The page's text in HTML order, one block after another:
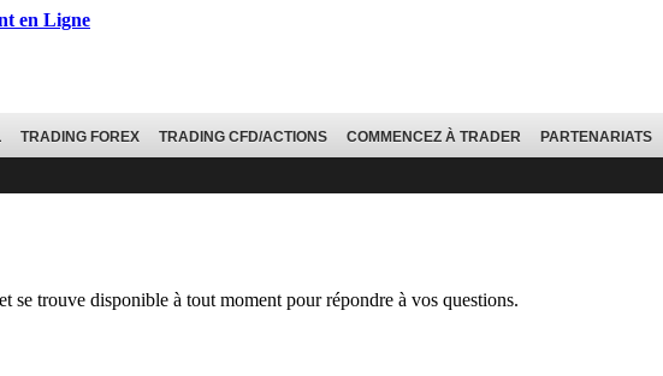
en Ligne
TRADING FOREX TRADING CFD/ACTIONS COMMENCEZ À TRADER PARTENARIATS
se trouve disponible à tout moment pour répondre à vos questions.